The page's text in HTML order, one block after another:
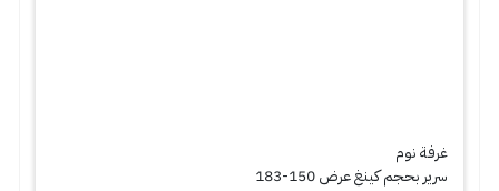
غرفة نوم
سرير بحجم كينغ عرض 150-183